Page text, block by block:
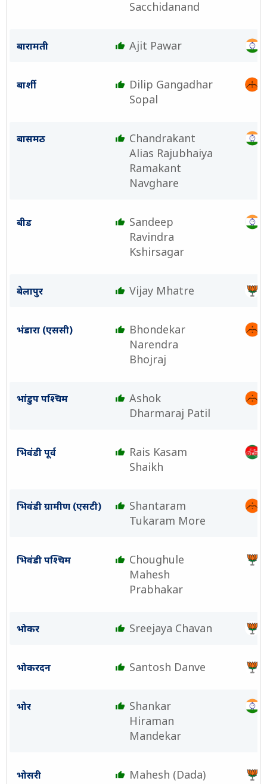
Sacchidanand
बारामती Ajit Pawar
बार्शी
Dilip Gangadhar
Sopal
बासमठ
Chandrakant
Alias Rajubhaiya
Ramakant
Navghare
बीड
Sandeep
Ravindra
Kshirsagar
बेलापुर Vijay Mhatre
भंडारा (एससी)
Bhondekar
Narendra
Bhojraj
भांडुप पश्चिम
Ashok
Dharmaraj Patil
भिवंडी पूर्व
Rais Kasam
Shaikh
भिवंडी ग्रामीण (एसटी)
Shantaram
Tukaram More
भिवंडी पश्चिम
Choughule
Mahesh
Prabhakar
भोकर Sreejaya Chavan
भोकरदन Santosh Danve
भोर
Shankar
Hiraman
Mandekar
भोसरी
Mahesh (Dada)